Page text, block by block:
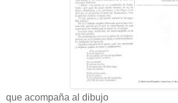
que acompaña al dibujo